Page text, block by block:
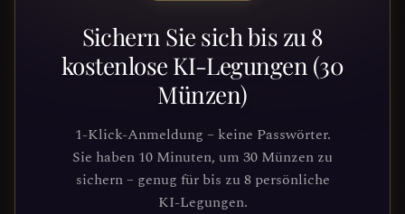
Sichern Sie sich bis zu 8
kostenlose KI-Legungen (30
Münzen)
1-Klick-Anmeldung – keine Passwörter.
Sie haben 10 Minuten, um 30 Münzen zu
sichern – genug für bis zu 8 persönliche
KI-Legungen.
Bereit, deinen Weg zu
entdecken?
Schließe dich Tausenden von
Suchenden an, die Klarheit und
Führung durch unsere Plattform
gefunden haben. Deine kosmische Reise
wartet.